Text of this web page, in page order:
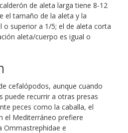
de aleta larga tiene 8-12
el tamaño de la aleta y la
o superior a 1/5; el de aleta corta
aleta/cuerpo es igual o
cefalópodos, aunque cuando
puede recurrir a otras presas
peces como la caballa, el
el Mediterráneo prefiere
Ommastrephidae e